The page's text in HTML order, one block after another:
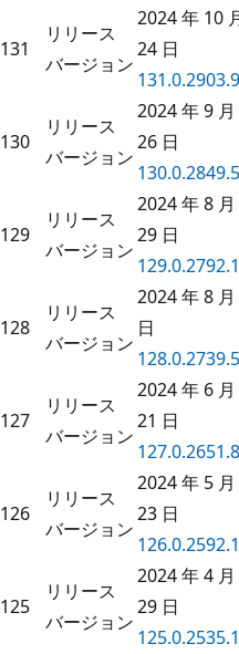
131
リリース
バージョン
2024 年 10
24 日
131.0.2903.9
130
リリース
バージョン
2024 年 9 月
26 日
130.0.2849.5
129
リリース
バージョン
2024 年 8 月
29 日
128
リリース
バージョン
2024 年 8 月
日
128.0.2739.5
127
リリース
バージョン
2024 年 6 月
21 日
127.0.2651.8
126
リリース
バージョン
2024 年 5 月
23 日
125
リリース
バージョン
2024 年 4 月
29 日